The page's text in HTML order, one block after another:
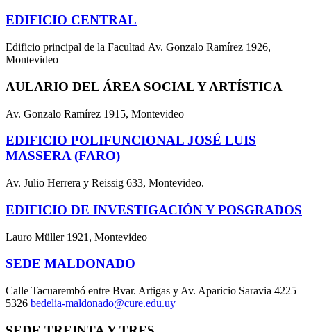
EDIFICIO CENTRAL
Edificio principal de la Facultad Av. Gonzalo Ramírez 1926,
Montevideo
AULARIO DEL ÁREA SOCIAL Y ARTÍSTICA
Av. Gonzalo Ramírez 1915, Montevideo
EDIFICIO POLIFUNCIONAL JOSÉ LUIS
MASSERA (FARO)
Av. Julio Herrera y Reissig 633, Montevideo.
EDIFICIO DE INVESTIGACIÓN Y POSGRADOS
Lauro Müller 1921, Montevideo
SEDE MALDONADO
Calle Tacuarembó entre Bvar. Artigas y Av. Aparicio Saravia 4225
5326 bedelia-maldonado@cure.edu.uy